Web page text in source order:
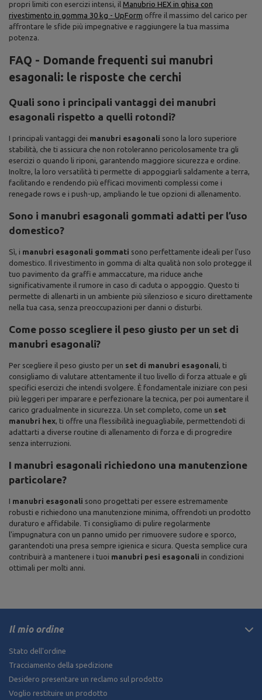
propri limiti con esercizi intensi, il Manubrio HEX in ghisa con
rivestimento in gomma 30 kg - UpForm offre il massimo del carico per
affrontare le sfide più impegnative e raggiungere la tua massima
potenza.
FAQ - Domande frequenti sui manubri
esagonali: le risposte che cerchi
Quali sono i principali vantaggi dei manubri
esagonali rispetto a quelli rotondi?
I principali vantaggi dei manubri esagonali sono la loro superiore
stabilità, che ti assicura che non rotoleranno pericolosamente tra gli
esercizi o quando li riponi, garantendo maggiore sicurezza e ordine.
Inoltre, la loro versatilità ti permette di appoggiarli saldamente a terra,
facilitando e rendendo più efficaci movimenti complessi come i
renegade rows e i push-up, ampliando le tue opzioni di allenamento.
Sono i manubri esagonali gommati adatti per l’uso
domestico?
Sì, i manubri esagonali gommati sono perfettamente ideali per l'uso
domestico. Il rivestimento in gomma di alta qualità non solo protegge il
tuo pavimento da graffi e ammaccature, ma riduce anche
significativamente il rumore in caso di caduta o appoggio. Questo ti
permette di allenarti in un ambiente più silenzioso e sicuro direttamente
nella tua casa, senza preoccupazioni per danni o disturbi.
Come posso scegliere il peso giusto per un set di
manubri esagonali?
Per scegliere il peso giusto per un set di manubri esagonali, ti
consigliamo di valutare attentamente il tuo livello di forza attuale e gli
specifici esercizi che intendi svolgere. È fondamentale iniziare con pesi
più leggeri per imparare e perfezionare la tecnica, per poi aumentare il
carico gradualmente in sicurezza. Un set completo, come un set
manubri hex, ti offre una flessibilità ineguagliabile, permettendoti di
adattarti a diverse routine di allenamento di forza e di progredire
senza interruzioni.
I manubri esagonali richiedono una manutenzione
particolare?
I manubri esagonali sono progettati per essere estremamente
robusti e richiedono una manutenzione minima, offrendoti un prodotto
duraturo e affidabile. Ti consigliamo di pulire regolarmente
l'impugnatura con un panno umido per rimuovere sudore e sporco,
garantendoti una presa sempre igienica e sicura. Questa semplice cura
contribuirà a mantenere i tuoi manubri pesi esagonali in condizioni
ottimali per molti anni.
Il mio ordine
Stato dell'ordine
Tracciamento della spedizione
Desidero presentare un reclamo sul prodotto
Voglio restituire un prodotto